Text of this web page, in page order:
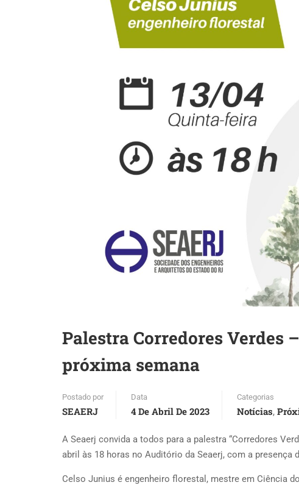
Palestra Corredores Verdes
próxima semana
Postado por
SEAERJ
Data
4 De Abril De 2023
Categorias
Notícias,
A Seaerj convida a todos para a palestra “Corredores
abril às 18 horas no Auditório da Seaerj, com a presença
Celso Junius é engenheiro florestal, mestre em Ciência